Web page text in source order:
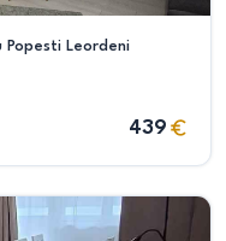
Leordeni
439